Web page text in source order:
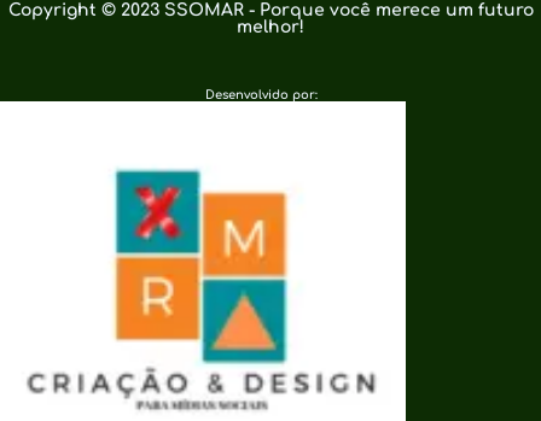
Copyright © 2023 SSOMAR - Porque você merece um futuro
melhor!
Desenvolvido por: